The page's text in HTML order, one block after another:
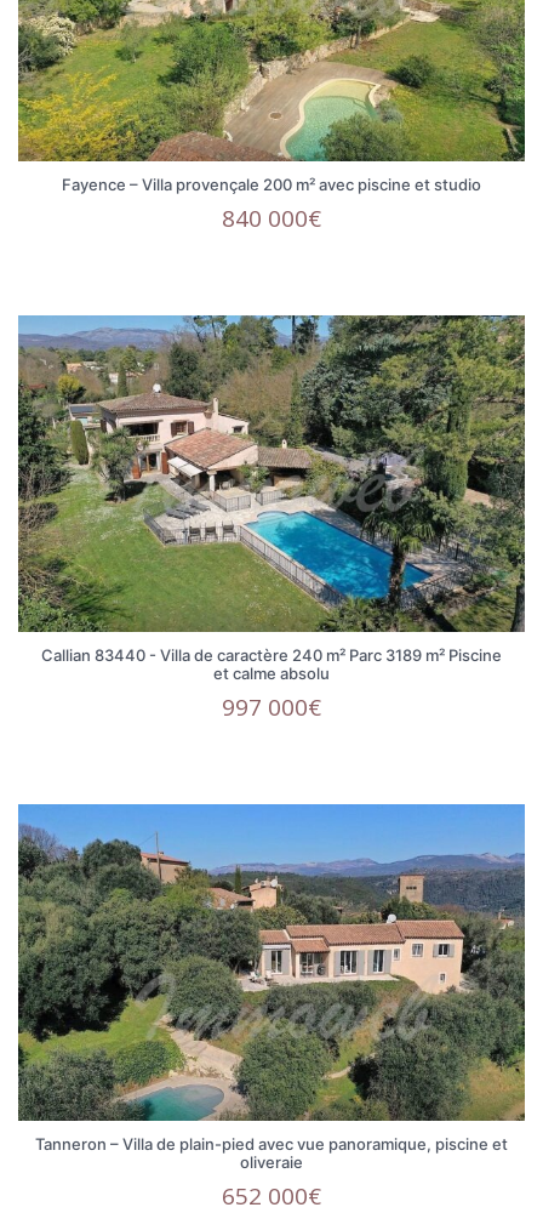
Fayence – Villa provençale 200 m² avec piscine et studio
840 000€
Callian 83440 - Villa de caractère 240 m² Parc 3189 m² Piscine
et calme absolu
997 000€
Tanneron – Villa de plain-pied avec vue panoramique, piscine et
oliveraie
652 000€